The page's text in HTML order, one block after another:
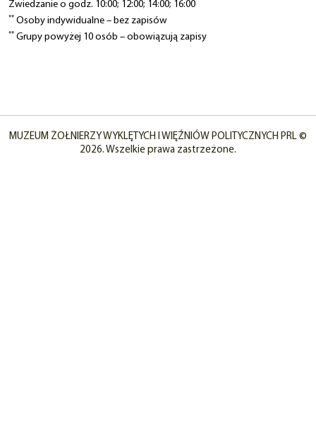
Zwiedzanie o godz. 10:00; 12:00; 14:00; 16:00
** Osoby indywidualne – bez zapisów
** Grupy powyżej 10 osób – obowiązują zapisy
MUZEUM ŻOŁNIERZY WYKLĘTYCH I WIĘŹNIÓW POLITYCZNYCH PRL ©
2026. Wszelkie prawa zastrzeżone.